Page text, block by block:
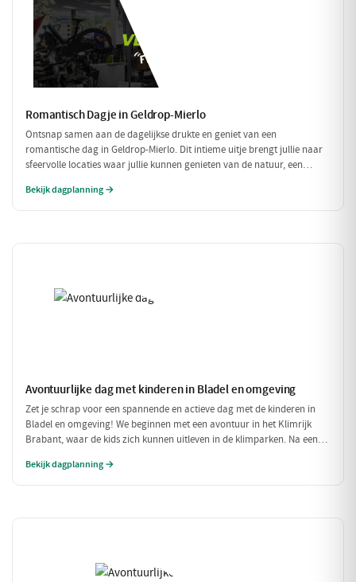
Romantisch Dagje in Geldrop-Mierlo
Ontsnap samen aan de dagelijkse drukte en geniet van een
romantische dag in Geldrop-Mierlo. Dit intieme uitje brengt jullie naar
sfeervolle locaties waar jullie kunnen genieten van de natuur, een
de omgeving en elkaar.
Bekijk dagplanning →
Avontuurlijke dag met kinderen in Bladel en omgeving
Zet je schrap voor een spannende en actieve dag met de kinderen in
Bladel en omgeving! We beginnen met een avontuur in het Klimrijk
Brabant, waar de kids zich kunnen uitleven in de klimparken. Na een
heerlijke traktatie bij Milly's IJs Boutique, waar je kunt zien hoe het
Bekijk dagplanning →